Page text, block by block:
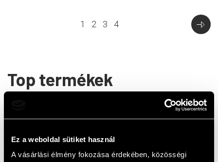
Ez a weboldal sütiket használ
A vásárlási élmény fokozása érdekében, közösségi
1 2 3 4
Top termékek